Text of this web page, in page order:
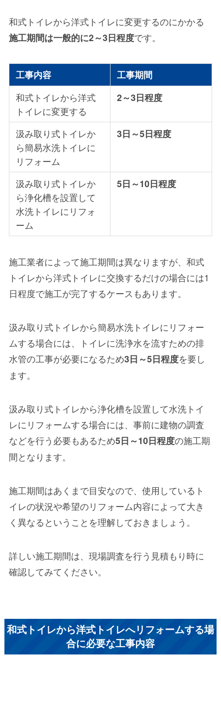
和式トイレから洋式トイレに変更するのにかかる
施工期間は一般的に2～3日程度です。
工事内容
工事期間
和式トイレから洋式
トイレに変更する
2～3日程度
汲み取り式トイレか
ら簡易水洗トイレに
リフォーム
3日～5日程度
汲み取り式トイレか
ら浄化槽を設置して
水洗トイレにリフォ
ーム
5日～10日程度
施工業者によって施工期間は異なりますが、和式
トイレから洋式トイレに交換するだけの場合には1
日程度で施工が完了するケースもあります。
汲み取り式トイレから簡易水洗トイレにリフォー
ムする場合には、トイレに洗浄水を流すための排
水管の工事が必要になるため3日～5日程度を要し
ます。
汲み取り式トイレから浄化槽を設置して水洗トイ
レにリフォームする場合には、事前に建物の調査
などを行う必要もあるため5日～10日程度の施工期
間となります。
施工期間はあくまで目安なので、使用しているト
イレの状況や希望のリフォーム内容によって大き
く異なるということを理解しておきましょう。
詳しい施工期間は、現場調査を行う見積もり時に
確認してみてください。
和式トイレから洋式トイレへリフォームする場
合に必要な工事内容